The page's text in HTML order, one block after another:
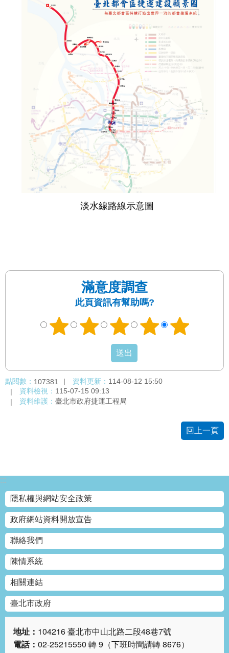
淡水線路線示意圖
滿意度調查
此頁資訊有幫助嗎?
點閱數： 107381 資料更新： 114-08-12 15:50
資料檢視： 115-07-15 09:13
資料維護： 臺北市政府捷運工程局
回上一頁
:::
隱私權與網站安全政策
政府網站資料開放宣告
聯絡我們
陳情系統
相關連結
臺北市政府
地址： 104216 臺北市中山北路二段48巷7號
電話： 02-25215550 轉 9（下班時間請轉 8676）